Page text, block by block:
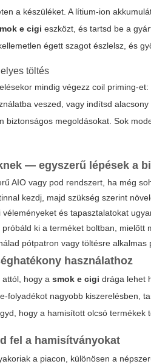
a készüléket. A lítium-ion
e cigi eszközt, és tartsd be a
égett szagot észlelsz, és
töltés
mindig végezz coil priming-
veszed, vagy indítsd
biztonságos megoldásokat. Sok
— egyszerű lépések a
AIO vagy pod rendszert, ha még
kezdj, majd szükség szerint
véleményeket és tapasztalatokat
ki a terméket boltban, mielőtt
pótpatron vagy töltésre alkalmas
használathoz
attól, hogy asmok e cigi drága lehet
folyadékot nagyobb kiszerelésben,
hogy a hamisított olcsó
fel a hamisítványokat
a piacon, különösen a